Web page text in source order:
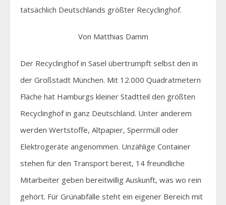
tatsächlich Deutschlands größter Recyclinghof.
Von Matthias Damm
Der Recyclinghof in Sasel übertrumpft selbst den in
der Großstadt München. Mit 12.000 Quadratmetern
Fläche hat Hamburgs kleiner Stadtteil den größten
Recyclinghof in ganz Deutschland. Unter anderem
werden Wertstoffe, Altpapier, Sperrmüll oder
Elektrogeräte angenommen. Unzählige Container
stehen für den Transport bereit, 14 freundliche
Mitarbeiter geben bereitwillig Auskunft, was wo rein
gehört. Für Grünabfälle steht ein eigener Bereich mit